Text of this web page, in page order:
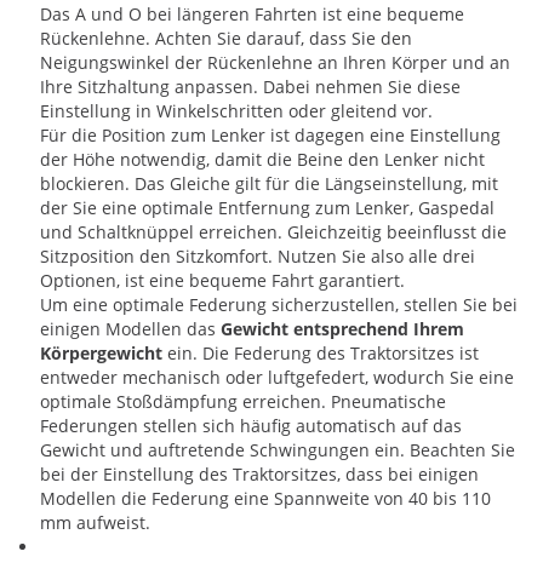
Das A und O bei längeren Fahrten ist eine bequeme
Rückenlehne. Achten Sie darauf, dass Sie den
Neigungswinkel der Rückenlehne an Ihren Körper und an
Ihre Sitzhaltung anpassen. Dabei nehmen Sie diese
Einstellung in Winkelschritten oder gleitend vor.
Für die Position zum Lenker ist dagegen eine Einstellung
der Höhe notwendig, damit die Beine den Lenker nicht
blockieren. Das Gleiche gilt für die Längseinstellung, mit
der Sie eine optimale Entfernung zum Lenker, Gaspedal
und Schaltknüppel erreichen. Gleichzeitig beeinflusst die
Sitzposition den Sitzkomfort. Nutzen Sie also alle drei
Optionen, ist eine bequeme Fahrt garantiert.
Um eine optimale Federung sicherzustellen, stellen Sie bei
einigen Modellen das Gewicht entsprechend Ihrem
Körpergewichtein. Die Federung des Traktorsitzes ist
entweder mechanisch oder luftgefedert, wodurch Sie eine
optimale Stoßdämpfung erreichen. Pneumatische
Federungen stellen sich häufig automatisch auf das
Gewicht und auftretende Schwingungen ein. Beachten Sie
bei der Einstellung des Traktorsitzes, dass bei einigen
Modellen die Federung eine Spannweite von 40 bis 110
mm aufweist.